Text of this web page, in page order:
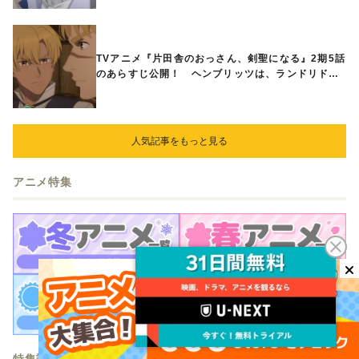
TVアニメ『片田舎のおっさん、剣聖になる』2期5話
のあらすじ公開！ ヘンブリッツは、ランドリドに
人気記事をもっと見る
アニメ特集